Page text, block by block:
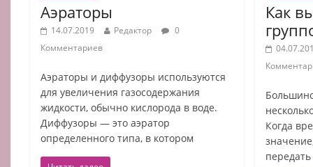
Аэраторы
14.07.2019 Редактор
0
Комментариев
Аэраторы и диффузоры используются
для увеличения газосодержания
жидкости, обычно кислорода в воде.
Диффузоры — это аэратор
определенного типа, в котором
Как
Когда
передать